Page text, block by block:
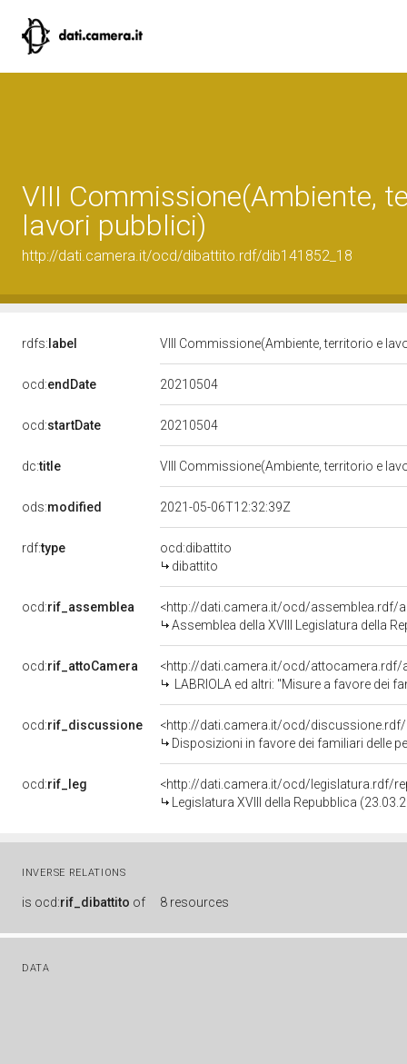
VIII Commissione(Ambiente,
lavori pubblici)
http://dati.camera.it/ocd/dibattito.rdf/dib141852_18
rdfs: label VIII Commissione(Ambiente, territorio e
ocd:endDate 20210504
ocd:startDate 20210504
dc:title VIII Commissione(Ambiente, territorio e
ods:modified 2021-05-06T12:32:39Z
rdf:type
ocd:dibattito
dibattito
ocd:rif_assemblea
<http://dati.camera.it/ocd/assemblea.rdf/
Assemblea della XVIII Legislatura della
ocd:rif_attoCamera
<http://dati.camera.it/ocd/attocamera.rdf/
LABRIOLA ed altri: "Misure a favore dei familiari delle
ocd:rif_discussione
<http://dati.camera.it/ocd/discussione.rdf/
Disposizioni in favore dei familiari delle persone decedute a seguito degli eventi
ocd:rif_leg
<http://dati.camera.it/ocd/legislatura.rdf/
Legislatura XVIII della Repubblica
INVERSE RELATIONS
is ocd:rif_dibattito of 8 resources
DATA